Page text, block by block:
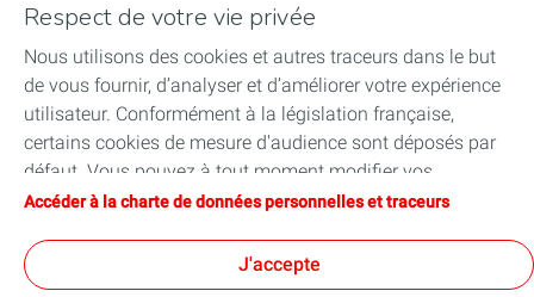
Certificats d'économies d'énergie
Nos partenaires
Collaborer avec TotalEnergies
Accessibilité
Respect de votre vie privée
Nous utilisons des cookies et autres traceurs dans le but
de vous fournir, d’analyser et d’améliorer votre expérience
utilisateur. Conformément à la législation française,
certains cookies de mesure d'audience sont déposés par
défaut. Vous pouvez à tout moment modifier vos
paramètres de cookies en cliquant sur le bouton « Gérer
vous acceptez le dépôt de l’ensemble des cookies. Dans le
cas où vous cliquez sur « Je refuse », seuls les cookies
Accéder à la charte de données personnelles et traceurs
J'accepte